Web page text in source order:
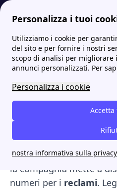
Personalizza i tuoi
Utilizziamo i cookie per
del sito e per fornire i nostri
scopo di analisi per
annunci personalizzati. Per
Personalizza i cookie
nostra informativa sulla
Internet Casa Rabona Mobile: cos'è, offerte per internet, minuti e SMS
Rabona
come
reclamo
è uno
innovativi e
può capitare che
la compagnia mette a
numeri per i reclami.